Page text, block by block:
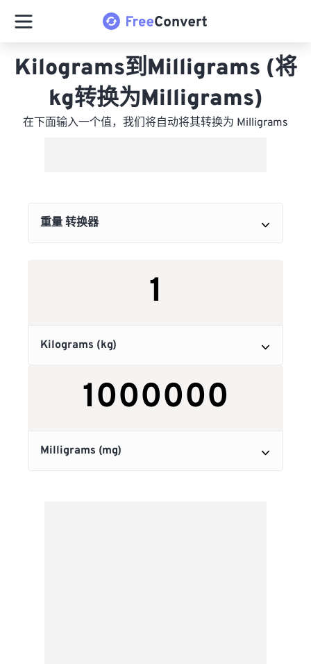
Kilograms到Milligrams (将
kg转换为Milligrams)
在下面输入一个值，我们将自动将其转换为 Milligrams